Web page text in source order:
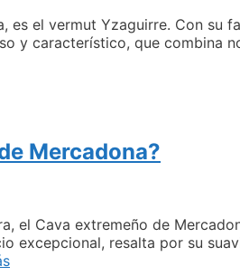
en
2024
el vermut Yzaguirre. Con su
y característico, que combina
Mercadona?
el Cava extremeño de
excepcional, resalta por su
Cava